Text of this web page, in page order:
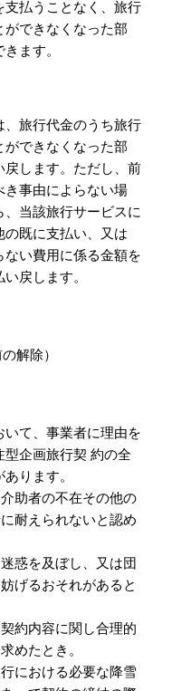
支払うことなく、旅行
できなくなった部
ます。
旅行代金のうち旅行
できなくなった部
します。ただし、前
き事由によらない場
当該旅行サービスに
既に支払い、又は
ない費用に係る金額を
戻します。
解除）
て、事業者に理由を
企画旅行契 約の全
ります。
助者の不在その他の
耐えられないと認め
惑を及ぼし、又は団
げるおそれがあると
約内容に関し合理的
めたとき。
における必要な降雪